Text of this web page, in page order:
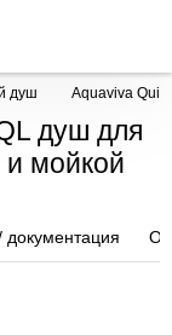
душ Aquaviva
душ для
и мойкой
документация